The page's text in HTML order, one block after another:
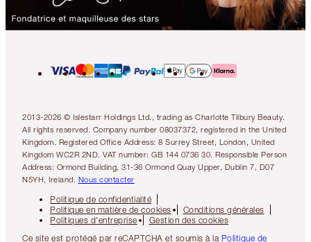
2013-2026 © Islestarr Holdings Ltd., trading as Charlotte Tilbury Beauty.
All rights reserved. Company number 08037372, registered in the United
Kingdom. Registered Office Address: 8 Surrey Street, London, United
Kingdom WC2R 2ND. VAT number: GB 144 0736 30. Responsible Person
Address: Ormond Building, 31-36 Ormond Quay Upper, Dublin 7, D07
N5YH, Ireland. Nous contacter
Politique de confidentialité
Politique en matière de cookies
Conditions générales
Politiques d’entreprise
Gestion des cookies
Ce site est protégé par reCAPTCHA et soumis à la Politique de